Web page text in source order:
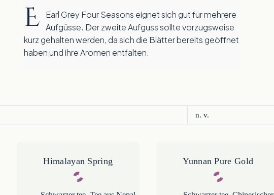
E
Earl Grey Four Seasons eignet sich gut für mehrere
Aufgüsse. Der zweite Aufguss sollte vorzugsweise
kurz gehalten werden, da sich die Blätter bereits geöffnet
haben und ihre Aromen entfalten.
n. v.
Himalayan Spring Yunnan Pure Gold